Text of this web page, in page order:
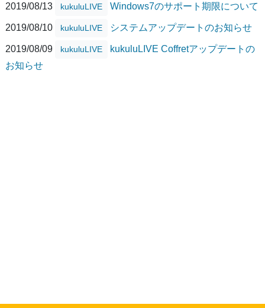
2019/08/13
kukuluLIVE Windows7のサポート期限について
2019/08/10 kukuluLIVE システムアップデートのお知らせ
2019/08/09 kukuluLIVE
kukuluLIVE Coffretアップデートの
お知らせ